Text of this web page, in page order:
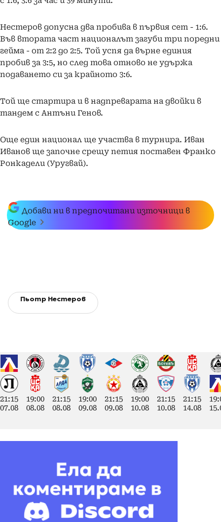
Нестеров допусна два пробива в първия сет - 1:6.
Във втората част националът загуби три поредни
гейма - от 2:2 до 2:5. Той успя да върне единия
пробив за 3:5, но след това отново не удържа
подаването си за крайното 3:6.
Той ще стартира и в надпреварата на двойки в
тандем с Антъни Генов.
Още един национал ще участва в турнира. Иван
Иванов ще започне срещу петия поставен Франко
Ронкадели (Уругвай).
Добави ни в предпочитани източници в
Google
Пьотр Нестеров
21:15
07.08
19:00
08.08
21:15
08.08
19:00
09.08
21:15
09.08
19:00
10.08
21:15
10.08
21:15
14.08